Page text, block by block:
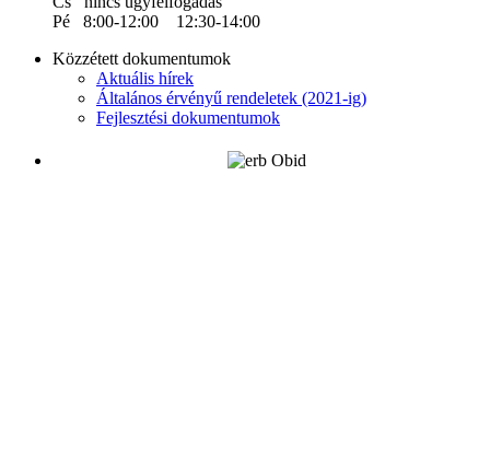
Pé 8:00-12:00 12:30-14:00
Közzétett dokumentumok
Aktuális hírek
Általános érvényű rendeletek (2021-ig)
Fejlesztési dokumentumok